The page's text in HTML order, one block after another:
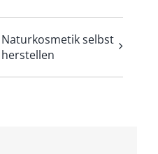
Naturkosmetik selbst
herstellen